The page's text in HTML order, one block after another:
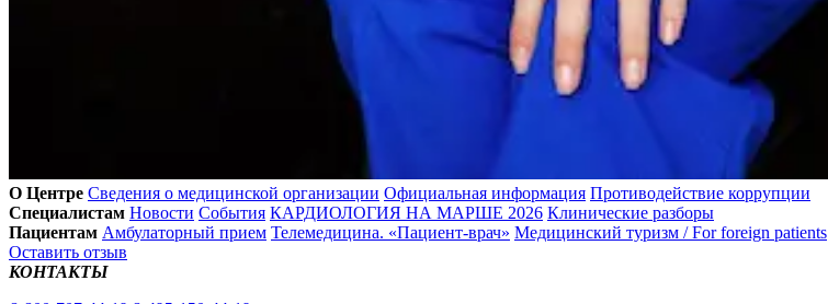
О Центре Сведения о медицинской организации Официальная информация Противодействие коррупции
Специалистам Новости События КАРДИОЛОГИЯ НА МАРШЕ 2026 Клинические разборы
Пациентам Амбулаторный прием Телемедицина. «Пациент-врач» Медицинский туризм / For foreign patients
Оставить отзыв
КОНТАКТЫ